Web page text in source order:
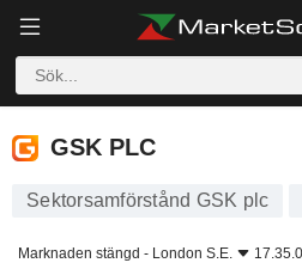
GSK PLC
GSK PLC
Sektorsamförstånd GSK plc
Marknaden stängd - London S.E.